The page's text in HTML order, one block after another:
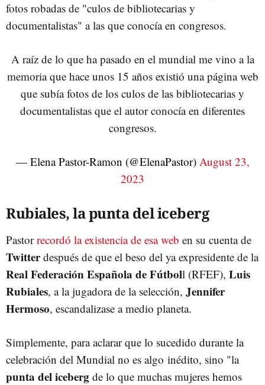
fotos robadas de "culos de bibliotecarias y
documentalistas" a las que conocía en congresos.
A raíz de lo que ha pasado en el mundial me vino a la
memoria que hace unos 15 años existió una página web
que subía fotos de los culos de las bibliotecarias y
documentalistas que el autor conocía en diferentes
congresos.
— Elena Pastor-Ramon (@ElenaPastor) August 23,
2023
Rubiales, la punta del iceberg
Pastorrecordó la existencia de esa web en su cuenta de
Twitterdespués de que el beso del ya expresidente de la
Real Federación Española de Fútboll (RFEF), Luis
Rubiales, a la jugadora de la selección, Jennifer
Hermoso, escandalizase a medio planeta.
Simplemente, para aclarar que lo sucedido durante la
celebración del Mundial no es algo inédito, sino "la
punta del iceberg de lo que muchas mujeres hemos